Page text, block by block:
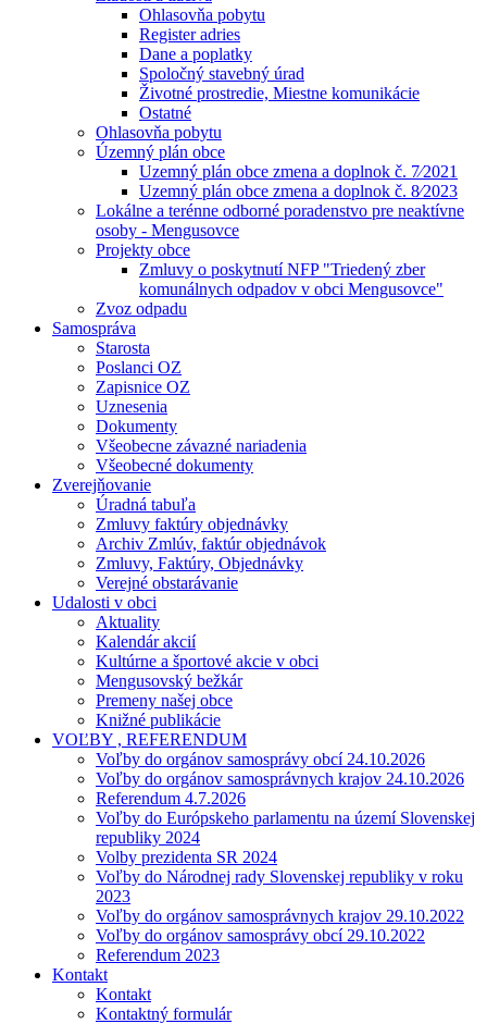
Ohlasovňa pobytu
Register adries
Dane a poplatky
Spoločný stavebný úrad
Životné prostredie, Miestne komunikácie
Ostatné
Ohlasovňa pobytu
Územný plán obce
Uzemný plán obce zmena a doplnok č. 7⁄2021
Uzemný plán obce zmena a doplnok č. 8⁄2023
Lokálne a terénne odborné poradenstvo pre neaktívne
osoby - Mengusovce
Projekty obce
Zmluvy o poskytnutí NFP "Triedený zber
komunálnych odpadov v obci Mengusovce"
Zvoz odpadu
Samospráva
Starosta
Poslanci OZ
Zapisnice OZ
Uznesenia
Dokumenty
Všeobecne závazné nariadenia
Všeobecné dokumenty
Zverejňovanie
Úradná tabuľa
Zmluvy faktúry objednávky
Archiv Zmlúv, faktúr objednávok
Zmluvy, Faktúry, Objednávky
Verejné obstarávanie
Udalosti v obci
Aktuality
Kalendár akcií
Kultúrne a športové akcie v obci
Mengusovský bežkár
Premeny našej obce
Knižné publikácie
VOĽBY , REFERENDUM
Voľby do orgánov samosprávy obcí 24.10.2026
Voľby do orgánov samosprávnych krajov 24.10.2026
Referendum 4.7.2026
Voľby do Európskeho parlamentu na území Slovenskej
republiky 2024
Volby prezidenta SR 2024
Voľby do Národnej rady Slovenskej republiky v roku
2023
Voľby do orgánov samosprávnych krajov 29.10.2022
Voľby do orgánov samosprávy obcí 29.10.2022
Referendum 2023
Kontakt
Kontakt
Kontaktný formulár